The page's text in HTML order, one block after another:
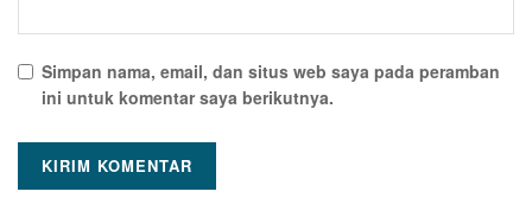
Simpan nama, email, dan situs web saya pada peramban
ini untuk komentar saya berikutnya.